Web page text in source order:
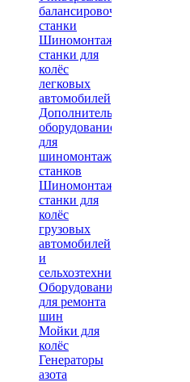
балансировочные
станки
Шиномонтажные
станки для
колёс
легковых
автомобилей
Дополнительное
оборудование
для
шиномонтажных
станков
Шиномонтажные
станки для
колёс
грузовых
автомобилей
и
сельхозтехники
Оборудование
для ремонта
шин
Мойки для
колёс
Генераторы
азота